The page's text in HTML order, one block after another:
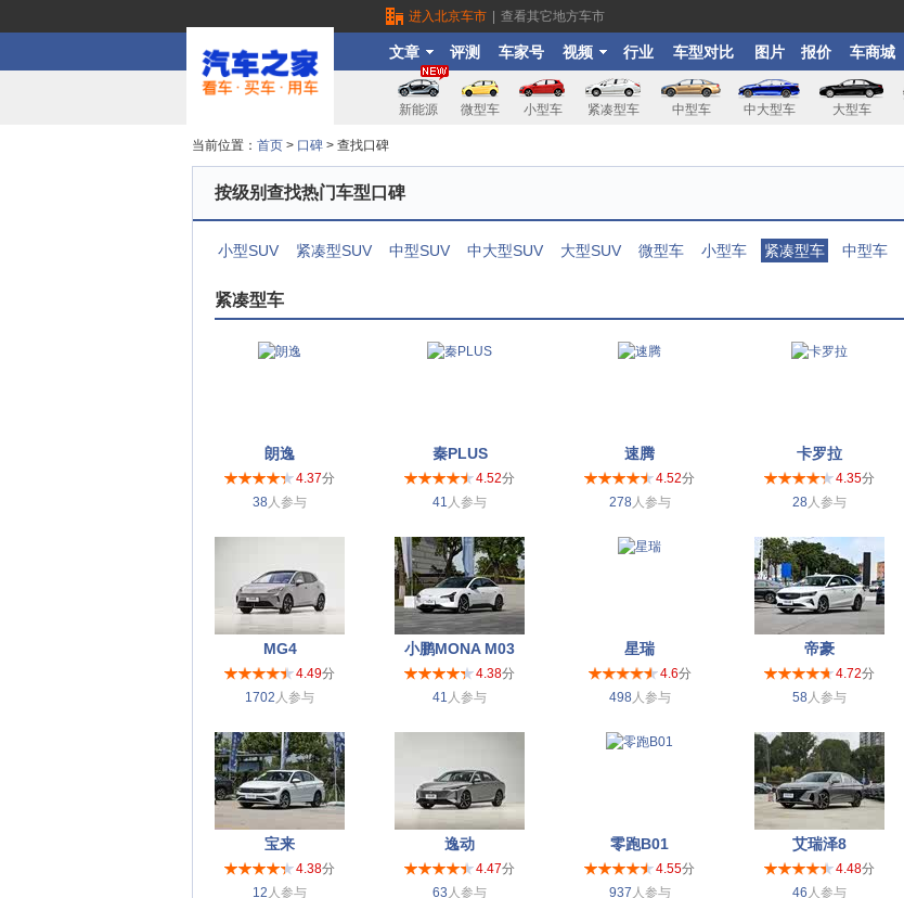
进入北京车市 查看其它地方车市
文章 评测 车家号 视频 行业 车型对比 图片 报价 车商城
新能源 微型车 小型车 紧凑型车 中型车 中大型车 大型车
当前位置： 首页 > 口碑 > 查找口碑
按级别查找热门车型口碑
小型SUV 紧凑型SUV 中型SUV 中大型SUV 大型SUV 微型车 小型车 紧凑型车 中型车
紧凑型车
朗逸
4.37分
38 人参与
秦PLUS
4.52分
41 人参与
速腾
4.52分
278 人参与
卡罗拉
4.35分
28 人参与
MG4
4.49分
1702 人参与
小鹏MONA M03
4.38分
41 人参与
星瑞
4.6分
498 人参与
帝豪
4.72分
58 人参与
宝来
4.38分
12 人参与
逸动
4.47分
63 人参与
零跑B01
4.55分
937 人参与
艾瑞泽8
4.48分
46 人参与